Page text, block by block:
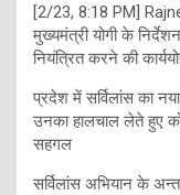
[2/23, 8:18 PM]
मुख्यमंत्री योगी के
नियंत्रित करने की
प्रदेश में सर्विलांस का
उनका हालचाल लेते हुए
सहगल
सर्विलांस अभियान के